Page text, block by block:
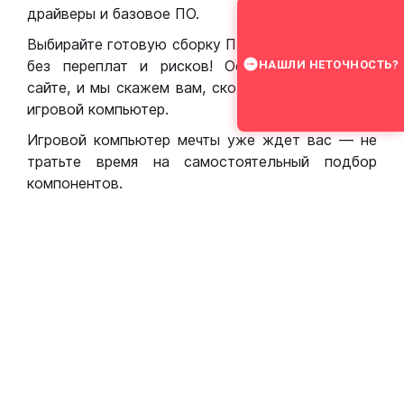
драйверы и базовое ПО.
Выбирайте готовую сборку ПК для игр в Москве
без переплат и рисков! Оставьте заявку на
сайте, и мы скажем вам, сколько стоит собрать
игровой компьютер.
Игровой компьютер мечты уже ждет вас — не
тратьте время на самостоятельный подбор
компонентов.
НАШЛИ НЕТОЧНОСТЬ?